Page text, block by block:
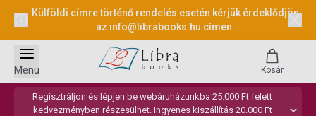
Külföldi címre történő rendelés esetén kérjük érdeklődjön
az info@librabooks.hu címen.
Regisztráljon és lépjen be webáruházunkba 25.000 Ft felett
kedvezményben részesülhet. Ingyenes kiszállítás 20.000 Ft
Menü Kosár